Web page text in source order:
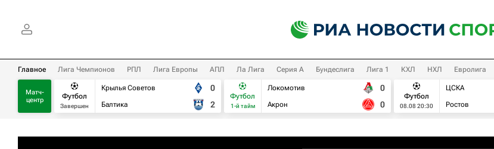
Главное Лига Чемпионов РПЛ Лига Европы АПЛ Ла Лига Серия А Бундеслига Лига 1 КХЛ НХЛ Евролига
Матч-
центр
Футбол
Завершен
Крылья Советов
Балтика
0
2
Футбол
1-й тайм
Локомотив
Акрон
0
0
Футбол
08.08 20:30
ЦСКА
Ростов